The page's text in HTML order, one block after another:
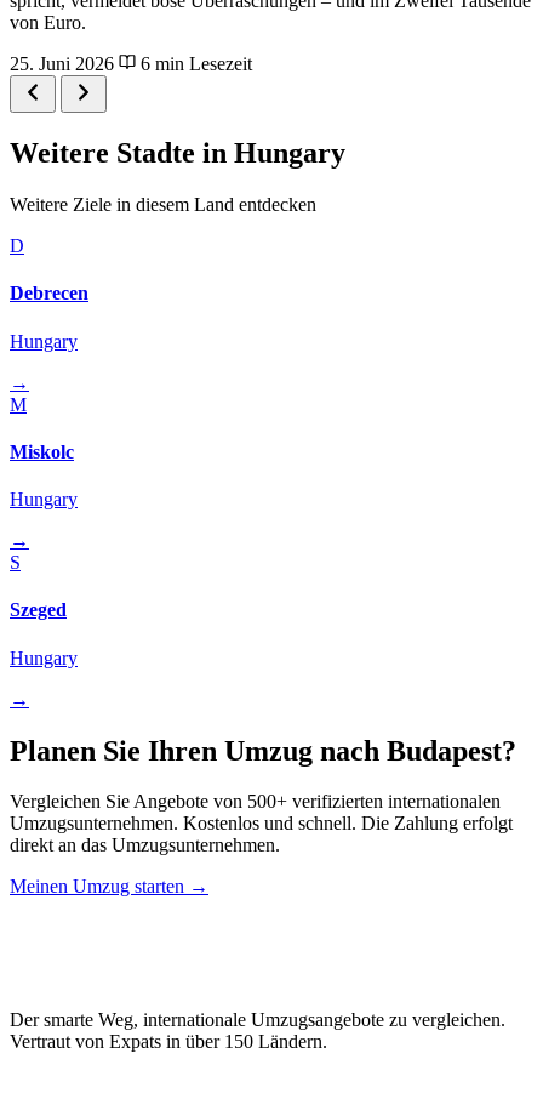
von Euro.
25. Juni 2026
6 min Lesezeit
Weitere Stadte in Hungary
Weitere Ziele in diesem Land entdecken
D
Debrecen
Hungary
→
M
Miskolc
Hungary
→
S
Szeged
Hungary
→
Planen Sie Ihren Umzug nach Budapest?
Vergleichen Sie Angebote von 500+ verifizierten internationalen
Umzugsunternehmen. Kostenlos und schnell. Die Zahlung erfolgt
direkt an das Umzugsunternehmen.
Meinen Umzug starten →
Der smarte Weg, internationale Umzugsangebote zu vergleichen.
Vertraut von Expats in über 150 Ländern.